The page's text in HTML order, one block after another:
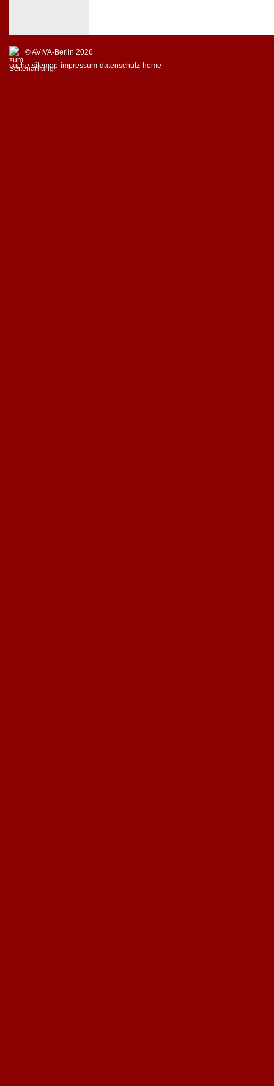
© AVIVA-Berlin 2026
suche sitemap impressum datenschutz home